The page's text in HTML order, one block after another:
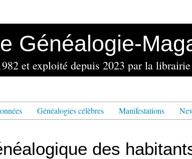
Généalogie-
Généalogies célèbres Manifestations
des